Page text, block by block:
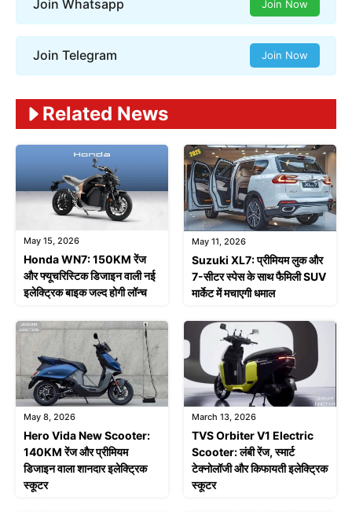
Join Whatsapp Join Now
Join Telegram Join Now
Related News
May 15, 2026
Honda WN7: 150KM रेंज
और फ्यूचरिस्टिक डिजाइन वाली नई
इलेक्ट्रिक बाइक जल्द होगी लॉन्च
May 11, 2026
Suzuki XL7: प्रीमियम लुक और
7-सीटर स्पेस के साथ फैमिली SUV
मार्केट में मचाएगी धमाल
May 8, 2026
Hero Vida New Scooter:
140KM रेंज और प्रीमियम
डिजाइन वाला शानदार इलेक्ट्रिक
स्कूटर
March 13, 2026
TVS Orbiter V1 Electric
Scooter: लंबी रेंज, स्मार्ट
टेक्नोलॉजी और किफायती इलेक्ट्रिक
स्कूटर